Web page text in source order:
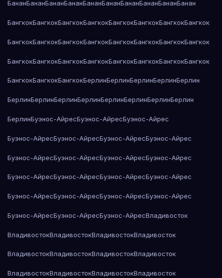
БананБананБананБананБананБананБананБананБананБанан
БангкокБангкокБангкокБангкокБангкокБангкокБангкокБангкок
БангкокБангкокБангкокБангкокБангкокБангкокБангкокБангкок
БангкокБангкокБангкокБангкокБангкокБангкокБангкокБангкок
БангкокБангкокБангкокБерлинБерлинБерлинБерлинБерлин
БерлинБерлинБерлинБерлинБерлинБерлинБерлинБерлин
БерлинБуэнос-АйресБуэнос-АйресБуэнос-Айрес
Буэнос-АйресБуэнос-АйресБуэнос-АйресБуэнос-Айрес
Буэнос-АйресБуэнос-АйресБуэнос-АйресБуэнос-Айрес
Буэнос-АйресБуэнос-АйресБуэнос-АйресБуэнос-Айрес
Буэнос-АйресБуэнос-АйресБуэнос-АйресБуэнос-Айрес
Буэнос-АйресБуэнос-АйресБуэнос-АйресВладивосток
ВладивостокВладивостокВладивостокВладивосток
ВладивостокВладивостокВладивостокВладивосток
ВладивостокВладивостокВладивостокВладивосток